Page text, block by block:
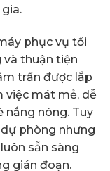
phục vụ tối
và thuận tiện
trần được lắp
việc mát mẻ, dễ
nắng nóng. Tuy
phòng nhưng
sẵn sàng
gián đoạn.